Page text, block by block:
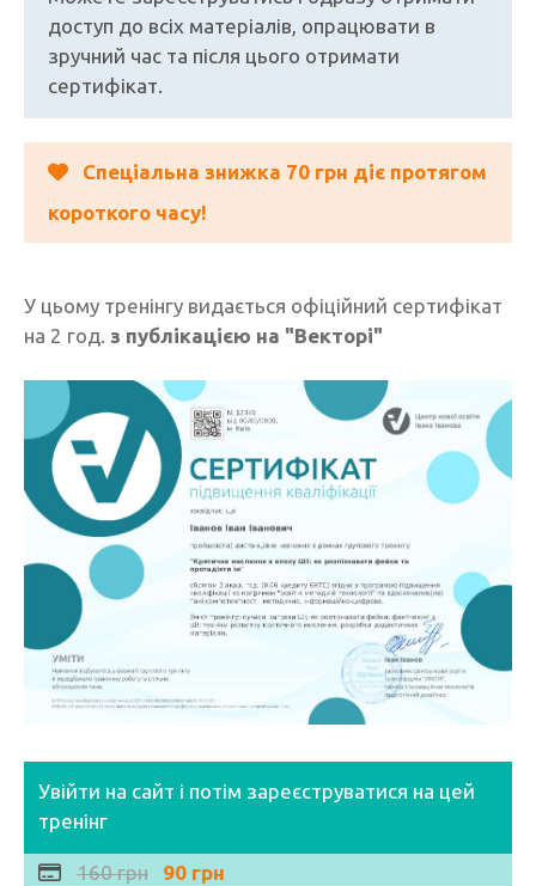
доступ до всіх матеріалів, опрацювати в
зручний час та після цього отримати
сертифікат.
Спеціальна знижка 70 грн діє протягом
короткого часу!
У цьому тренінгу видається офіційний сертифікат
на 2 год. з публікацією на "Векторі"
Увійти на сайт і потім зареєструватися на цей
тренінг
160 грн 90 грн